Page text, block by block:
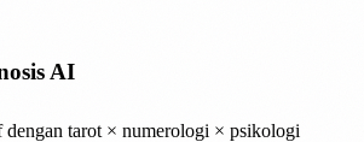
AI
dengan tarot × numerologi × psikologi